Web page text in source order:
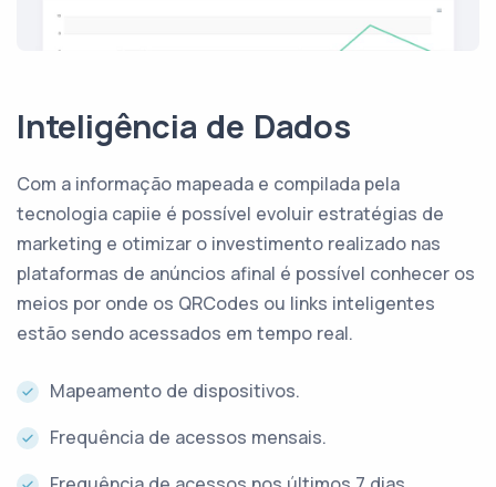
Inteligência de Dados
Com a informação mapeada e compilada pela
tecnologia capiie é possível evoluir estratégias de
marketing e otimizar o investimento realizado nas
plataformas de anúncios afinal é possível conhecer os
meios por onde os QRCodes ou links inteligentes
estão sendo acessados em tempo real.
Mapeamento de dispositivos.
Frequência de acessos mensais.